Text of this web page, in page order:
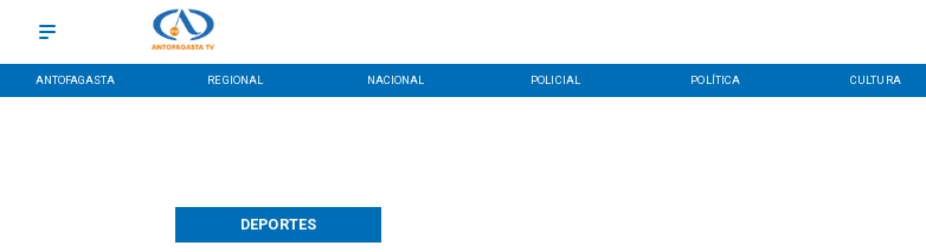
ANTOFAGASTA REGIONAL NACIONAL POLICIAL POLÍTICA CULTURA
DEPORTES